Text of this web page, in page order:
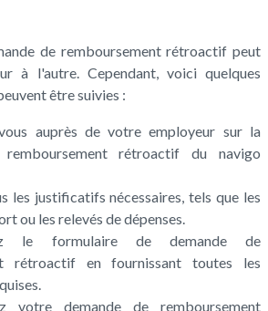
de remboursement rétroactif peut
à l'autre. Cependant, voici quelques
être suivies :
vous auprès de votre employeur sur la
rétroactif du navigo
les justificatifs nécessaires, tels que les
ou les relevés de dépenses.
le formulaire de demande de
rétroactif en fournissant toutes les
votre demande de remboursement